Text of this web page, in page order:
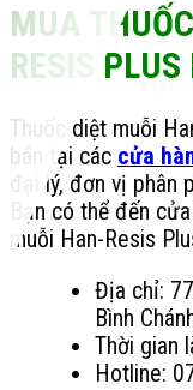
MUA
RESIS
Thuốc diệt muỗi
bán tại các cửa
đại lý, đơn vị
Bạn có thể đến
muỗi Han-Resis
Địa chỉ:
Bình
Thời gian
Hotline: